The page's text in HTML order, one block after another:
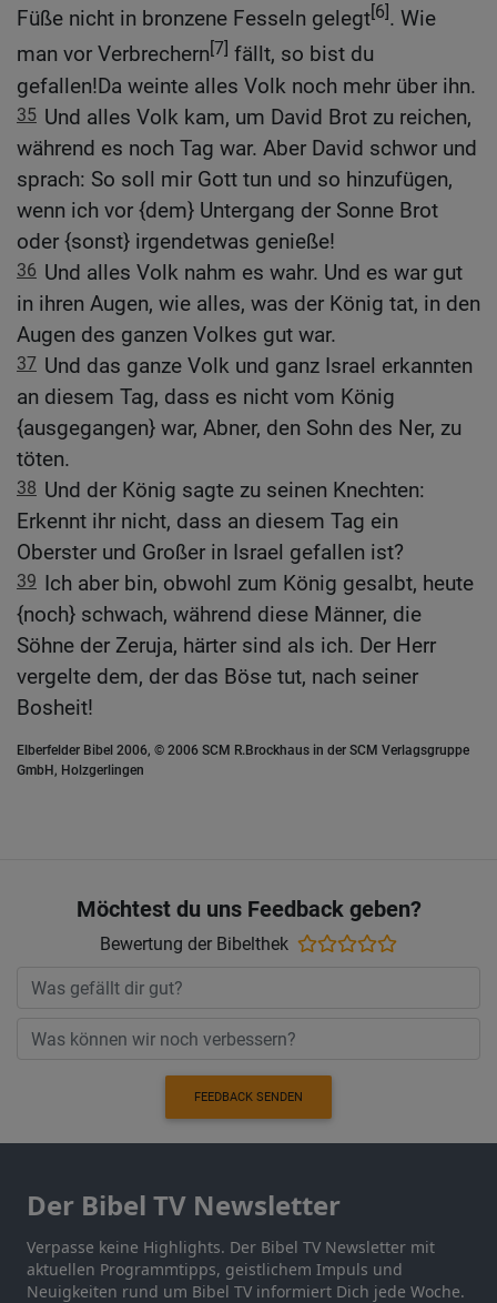
Füße nicht in bronzene Fesseln gelegt[6]. Wie
man vor Verbrechern[7] fällt, so bist du
gefallen!Da weinte alles Volk noch mehr über ihn.
35 Und alles Volk kam, um David Brot zu reichen,
während es noch Tag war. Aber David schwor und
sprach: So soll mir Gott tun und so hinzufügen,
wenn ich vor {dem} Untergang der Sonne Brot
oder {sonst} irgendetwas genieße!
36 Und alles Volk nahm es wahr. Und es war gut
in ihren Augen, wie alles, was der König tat, in den
Augen des ganzen Volkes gut war.
37 Und das ganze Volk und ganz Israel erkannten
an diesem Tag, dass es nicht vom König
{ausgegangen} war, Abner, den Sohn des Ner, zu
töten.
38 Und der König sagte zu seinen Knechten:
Erkennt ihr nicht, dass an diesem Tag ein
Oberster und Großer in Israel gefallen ist?
39 Ich aber bin, obwohl zum König gesalbt, heute
{noch} schwach, während diese Männer, die
Söhne der Zeruja, härter sind als ich. Der Herr
vergelte dem, der das Böse tut, nach seiner
Bosheit!
Elberfelder Bibel 2006, © 2006 SCM R.Brockhaus in der SCM Verlagsgruppe
GmbH, Holzgerlingen
Möchtest du uns Feedback geben?
Bewertung der Bibelthek
FEEDBACK SENDEN
Der Bibel TV Newsletter
Verpasse keine Highlights. Der Bibel TV Newsletter mit
aktuellen Programmtipps, geistlichem Impuls und
Neuigkeiten rund um Bibel TV informiert Dich jede Woche.